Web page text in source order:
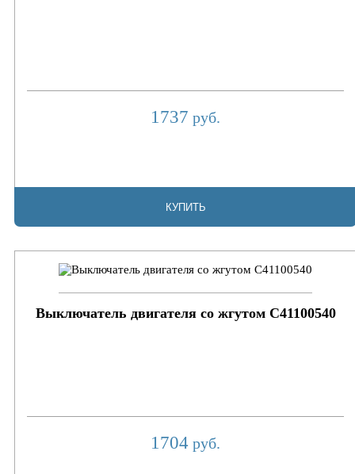
1737 руб.
КУПИТЬ
Выключатель двигателя со жгутом C41100540
1704 руб.